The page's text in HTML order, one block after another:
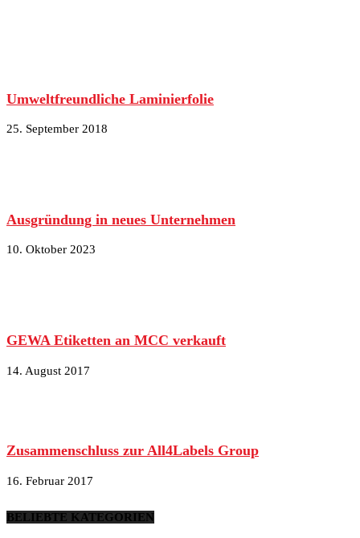
Umweltfreundliche Laminierfolie
25. September 2018
Ausgründung in neues Unternehmen
10. Oktober 2023
GEWA Etiketten an MCC verkauft
14. August 2017
Zusammenschluss zur All4Labels Group
16. Februar 2017
BELIEBTE KATEGORIEN